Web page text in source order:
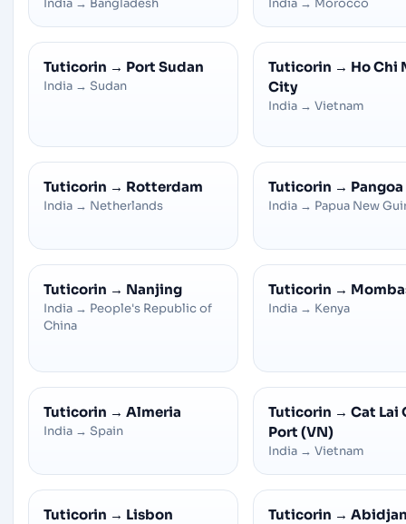
India → Bangladesh India → Morocco
Tuticorin → Port Sudan
India → Sudan
Tuticorin → Ho Chi
City
India → Vietnam
Tuticorin → Rotterdam
India → Netherlands
Tuticorin → Pangoa
India → Papua New
Tuticorin → Nanjing
India → People's Republic of
China
Tuticorin →
India → Kenya
Tuticorin → Almeria
India → Spain
Tuticorin → Cat Lai
Port (VN)
India → Vietnam
Tuticorin → Lisbon Tuticorin →